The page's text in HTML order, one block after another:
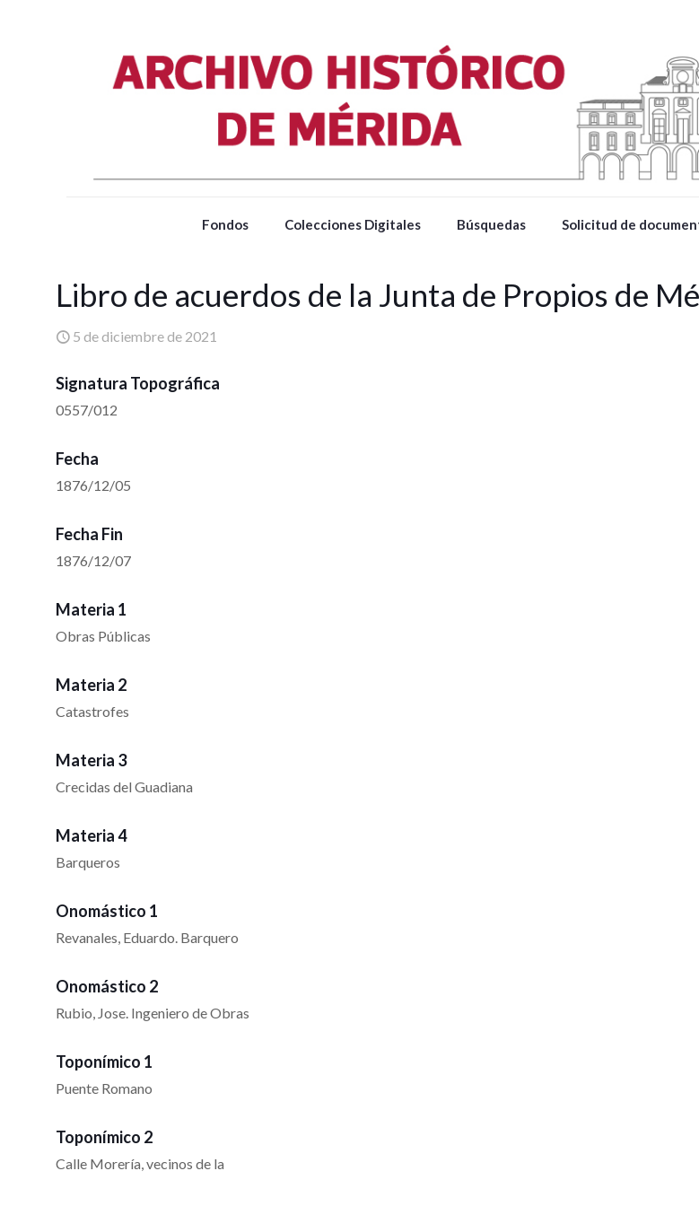
Fondos Colecciones Digitales Búsquedas Solicitud de
Libro de acuerdos de la Junta de Propios de
5 de diciembre de 2021
Signatura Topográfica
0557/012
Fecha
1876/12/05
Fecha Fin
1876/12/07
Materia 1
Obras Públicas
Materia 2
Catastrofes
Materia 3
Crecidas del Guadiana
Materia 4
Barqueros
Onomástico 1
Revanales, Eduardo. Barquero
Onomástico 2
Rubio, Jose. Ingeniero de Obras
Toponímico 1
Puente Romano
Toponímico 2
Calle Morería, vecinos de la